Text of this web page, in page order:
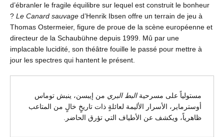
d’ébranler le fragile équilibre sur lequel est construit le bonheur
? Le Canard sauvage d’Henrik Ibsen offre un terrain de jeu à
Thomas Ostermeier, figure de proue de la scène européenne et
directeur de la Schaubühne depuis 1999. Mû par une
implacable lucidité, son théâtre fouille le passé pour mettre à
jour les spectres qui hantent le présent.
مستولياً على مسرحيةالبط البري من إيبسن، ينبش توماس
أوسترماير، الأسرار الأليمة لعائلةٍ ذات تاريخٍ خالٍ من المتاعب
ظاهرياً، ويكشف عن الأطياف التي تؤرق الحاضر.